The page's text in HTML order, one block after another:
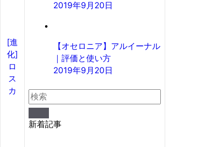
[進
化]
ロ
ス
カ
2019年9月20日
【オセロニア】アルイーナル
｜評価と使い方
2019年9月20日
新着記事